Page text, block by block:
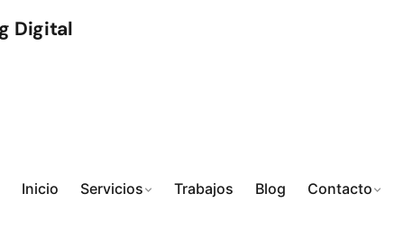
Inicio Servicios Trabajos Blog Contacto